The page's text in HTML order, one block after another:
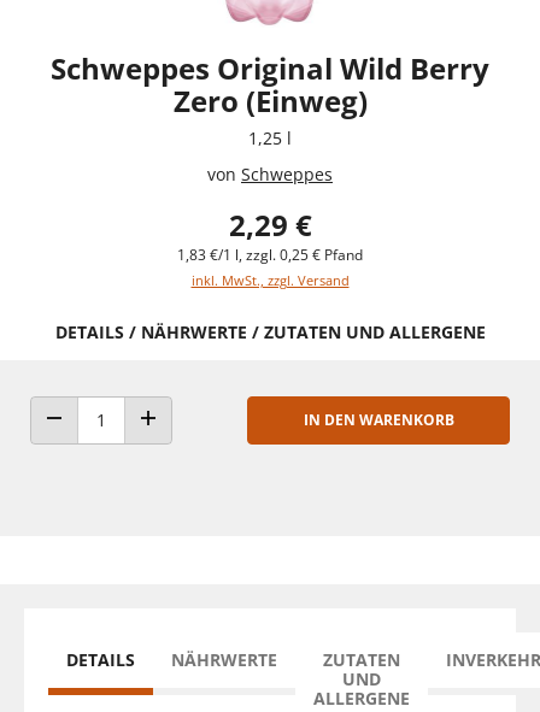
Schweppes Original Wild Berry
Zero (Einweg)
1,25 l
von Schweppes
2,29 €
1,83 €/1 l, zzgl. 0,25 € Pfand
inkl. MwSt., zzgl. Versand
DETAILS / NÄHRWERTE / ZUTATEN UND ALLERGENE
ANZAHL VERRINGERNANZAHL ERHÖHEN
IN DEN WARENKORB
DETAILS NÄHRWERTE
ZUTATEN
UND
ALLERGENE